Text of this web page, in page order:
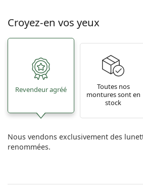
Croyez-en vos yeux
Revendeur agréé
Toutes nos
montures sont en
stock
Nous vendons exclusivement des
renommées.